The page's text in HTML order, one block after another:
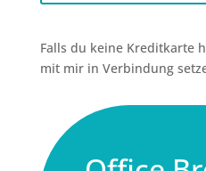
Falls du keine Kreditkarte
mit mir in Verbindung